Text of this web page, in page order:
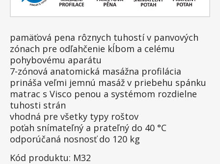
pamäťová pena rôznych tuhostí v panvových
zónach pre odľahčenie kĺbom a celému
pohybovému aparátu
7-zónová anatomická masážna profilácia
prináša veľmi jemnú masáž v priebehu spánku
matrac s Visco penou a systémom rozdielne
tuhosti strán
vhodná pre všetky typy roštov
poťah snímateľný a prateľný do 40 °C
odporúčaná nosnosť do 120 kg
Kód produktu: M32